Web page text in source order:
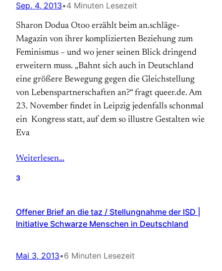
Sep. 4, 2013•4 Minuten Lesezeit
Sharon Dodua Otoo erzählt beim an.schläge-
Magazin von ihrer komplizierten Beziehung zum
Feminismus – und wo jener seinen Blick dringend
erweitern muss. „Bahnt sich auch in Deutschland
eine größere Bewegung gegen die Gleichstellung
von Lebenspartnerschaften an?“ fragt queer.de. Am
23. November findet in Leipzig jedenfalls schonmal
ein Kongress statt, auf dem so illustre Gestalten wie
Eva
Weiterlesen…
3
Offener Brief an die taz / Stellungnahme der ISD |
Initiative Schwarze Menschen in Deutschland
Mai 3, 2013•6 Minuten Lesezeit